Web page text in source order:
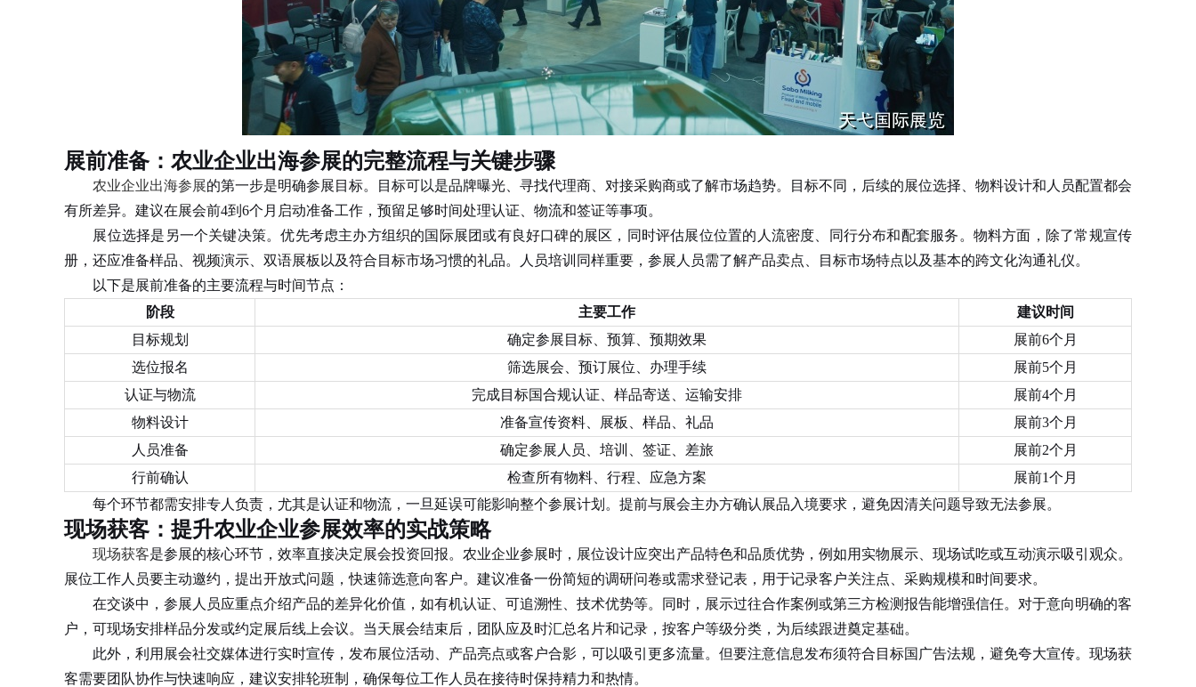
展前准备：农业企业出海参展的完整流程与关键步骤
农业企业出海参展的第一步是明确参展目标。目标可以是品牌曝光、寻找代理商、对接采购商或了解市场趋势。目标不同，后续的展位选择、物料设计和人员配置都会
有所差异。建议在展会前4到6个月启动准备工作，预留足够时间处理认证、物流和签证等事项。
展位选择是另一个关键决策。优先考虑主办方组织的国际展团或有良好口碑的展区，同时评估展位位置的人流密度、同行分布和配套服务。物料方面，除了常规宣传
册，还应准备样品、视频演示、双语展板以及符合目标市场习惯的礼品。人员培训同样重要，参展人员需了解产品卖点、目标市场特点以及基本的跨文化沟通礼仪。
以下是展前准备的主要流程与时间节点：
阶段
主要工作
建议时间
目标规划
确定参展目标、预算、预期效果
展前6个月
选位报名
筛选展会、预订展位、办理手续
展前5个月
认证与物流
完成目标国合规认证、样品寄送、运输安排
展前4个月
物料设计
准备宣传资料、展板、样品、礼品
展前3个月
人员准备
确定参展人员、培训、签证、差旅
展前2个月
行前确认
检查所有物料、行程、应急方案
展前1个月
每个环节都需安排专人负责，尤其是认证和物流，一旦延误可能影响整个参展计划。提前与展会主办方确认展品入境要求，避免因清关问题导致无法参展。
现场获客：提升农业企业参展效率的实战策略
现场获客是参展的核心环节，效率直接决定展会投资回报。农业企业参展时，展位设计应突出产品特色和品质优势，例如用实物展示、现场试吃或互动演示吸引观众。
展位工作人员要主动邀约，提出开放式问题，快速筛选意向客户。建议准备一份简短的调研问卷或需求登记表，用于记录客户关注点、采购规模和时间要求。
在交谈中，参展人员应重点介绍产品的差异化价值，如有机认证、可追溯性、技术优势等。同时，展示过往合作案例或第三方检测报告能增强信任。对于意向明确的客
户，可现场安排样品分发或约定展后线上会议。当天展会结束后，团队应及时汇总名片和记录，按客户等级分类，为后续跟进奠定基础。
此外，利用展会社交媒体进行实时宣传，发布展位活动、产品亮点或客户合影，可以吸引更多流量。但要注意信息发布须符合目标国广告法规，避免夸大宣传。现场获
客需要团队协作与快速响应，建议安排轮班制，确保每位工作人员在接待时保持精力和热情。